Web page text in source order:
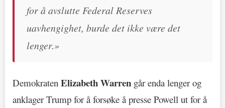
for å avslutte Federal Reserves
uavhengighet, burde det ikke være det
lenger.»
Demokraten Elizabeth Warren går enda lenger og
anklager Trump for å forsøke å presse Powell ut for å